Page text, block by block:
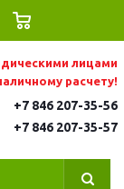
лицами
расчету!
+7 846 207-35-56
+7 846 207-35-57